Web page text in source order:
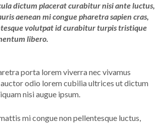
dictum placerat curabitur nisi ante luctus,
aenean mi congue pharetra sapien cras,
volutpat id curabitur turpis tristique
libero.
porta lorem viverra nec vivamus
odio lorem cubilia ultrices ut dictum
nisi augue ipsum.
mi congue non pellentesque luctus,